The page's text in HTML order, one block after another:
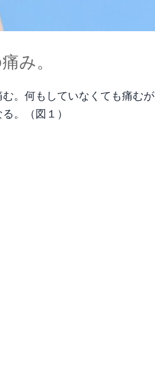
み。
。何もしていなくても痛むが
。（図１）